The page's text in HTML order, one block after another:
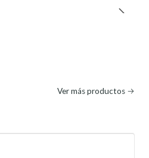
Ver más productos